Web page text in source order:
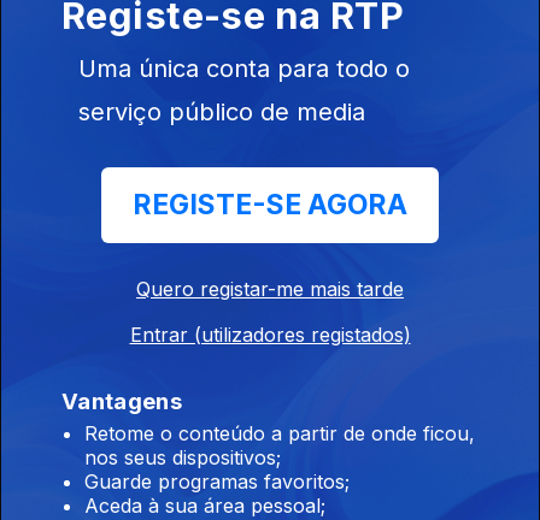
Montevideu
Registe-se na RTP
Uma única conta para todo o
serviço público de media
REGISTE-SE AGORA
Quero registar-me mais tarde
Entrar (utilizadores registados)
Vantagens
Retome o conteúdo a partir de onde ficou,
nos seus dispositivos;
Guarde programas favoritos;
Aceda à sua área pessoal;